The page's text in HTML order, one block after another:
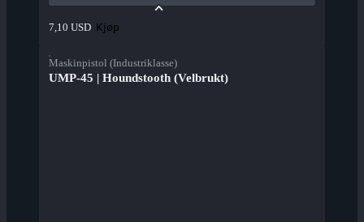
7,10 USD Kjøp
Maskinpistol (Industriklasse)
UMP-45 | Houndstooth (Velbrukt)